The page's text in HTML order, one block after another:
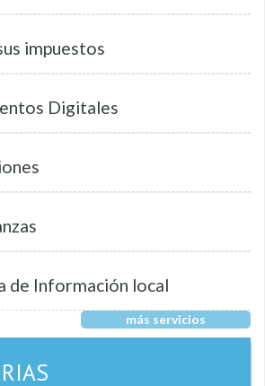
impuestos
Digitales
de Información local
más servicios